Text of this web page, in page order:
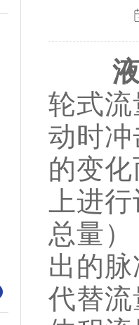
轮式
动时
的变
上进
总量
出的
代替